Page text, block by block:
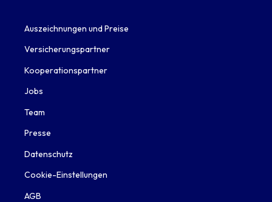
Auszeichnungen und Preise
Versicherungspartner
Kooperationspartner
Jobs
Team
Presse
Datenschutz
Cookie-Einstellungen
AGB